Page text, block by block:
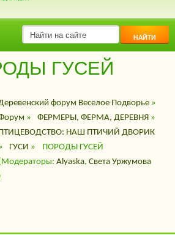
НАЙТИ
ГУСЕЙ
форум Веселое Подворье»
» ФЕРМЕРЫ, ФЕРМА, ДЕРЕВНЯ »
НАШ ПТИЧИЙ ДВОРИК
ГУСИ »
ПОРОДЫ ГУСЕЙ
Alyaska, Света Уржумова